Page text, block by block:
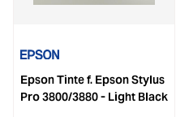
Epson Tinte f. Epson Stylus
Pro 3800/3880 - Light Black